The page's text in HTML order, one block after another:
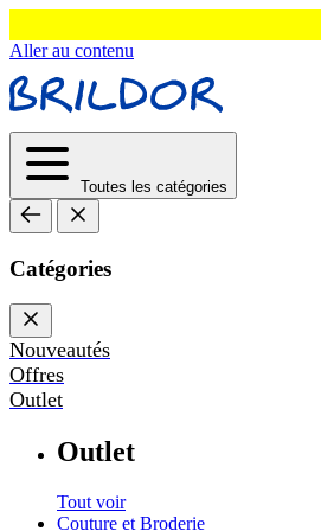
Aller au contenu
Toutes les catégories
Catégories
Nouveautés
Offres
Outlet
Outlet
Tout voir
Couture et Broderie